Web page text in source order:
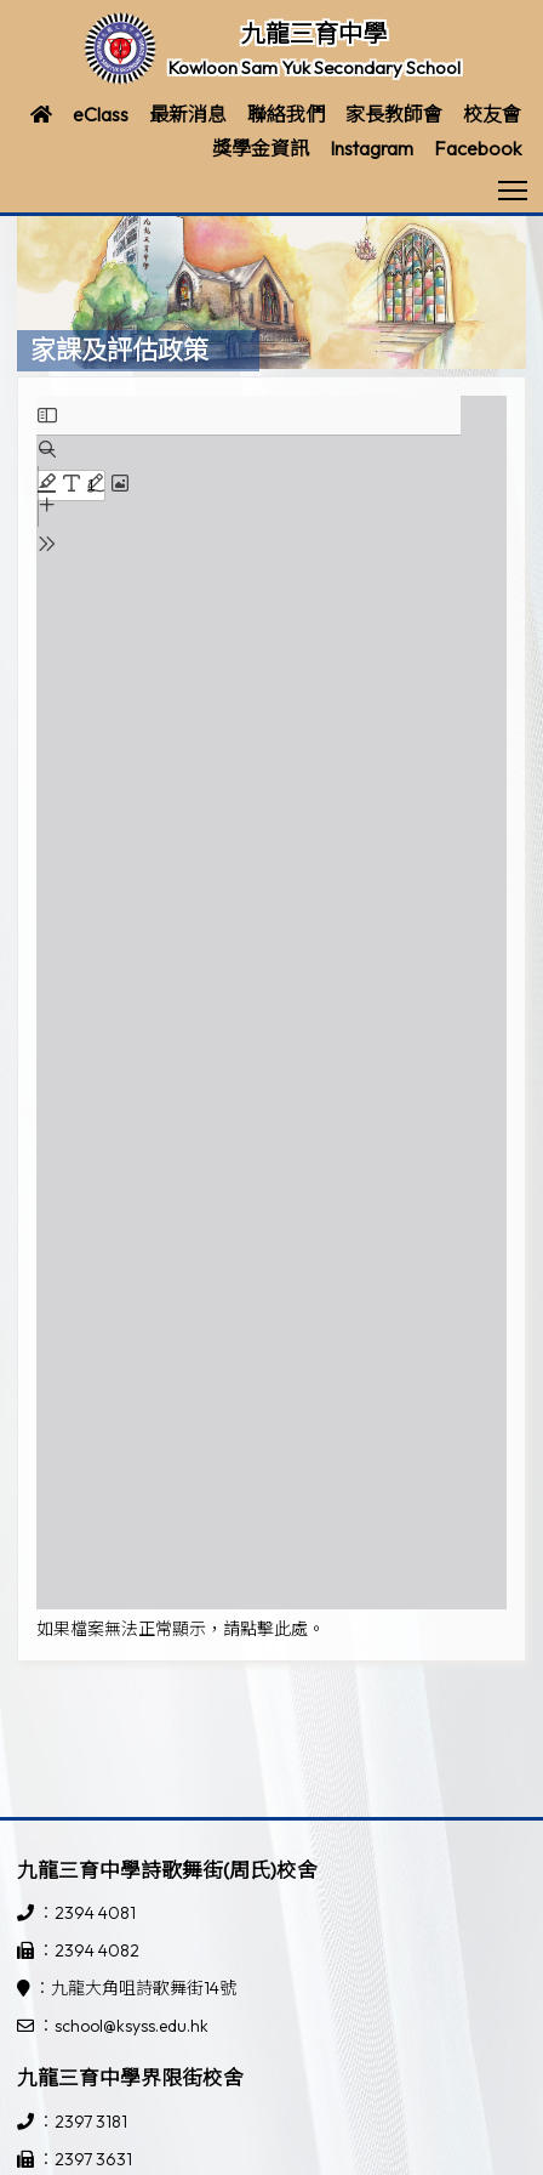
九龍三育中學
Kowloon Sam Yuk Secondary School
eClass 最新消息 聯絡我們 家長教師會
校友會
獎學金資訊
Instagram Facebook
家課及評估政策
如果檔案無法正常顯示，請點擊此處。
九龍三育中學詩歌舞街(周氏)校舍
：2394 4081
：2394 4082
：九龍大角咀詩歌舞街14號
：school@ksyss.edu.hk
九龍三育中學界限街校舍
：2397 3181
：2397 3631